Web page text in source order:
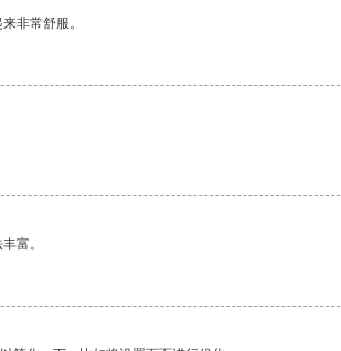
非常舒服。
富。